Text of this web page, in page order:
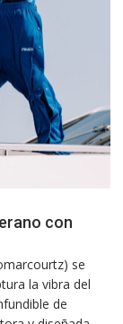
con
se
la vibra del
de